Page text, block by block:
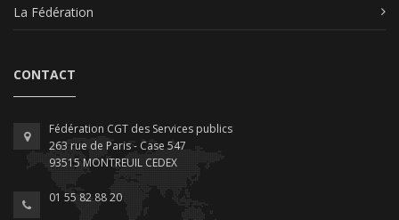
La Fédération
CONTACT
Fédération CGT des Services publics
263 rue de Paris - Case 547
93515 MONTREUIL CEDEX
01 55 82 88 20